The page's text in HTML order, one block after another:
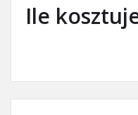
Ile